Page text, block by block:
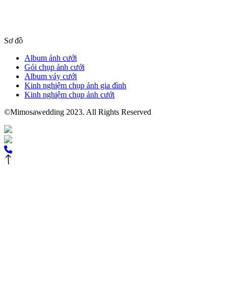
Sơ đồ
Album ảnh cưới
Gói chụp ảnh cưới
Album váy cưới
Kinh nghiệm chụp ảnh gia đình
Kinh nghiệm chụp ảnh cưới
©Mimosawedding 2023. All Rights Reserved